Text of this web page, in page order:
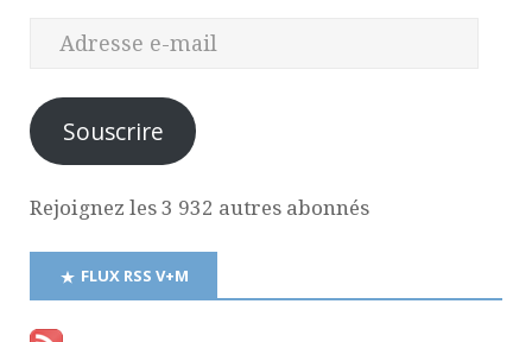
Souscrire
Rejoignez les 3 932 autres abonnés
FLUX RSS V+M